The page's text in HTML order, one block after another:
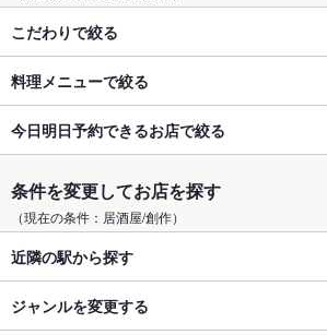
こだわりで絞る
料理メニューで絞る
今日明日予約できるお店で絞る
条件を変更してお店を探す
（現在の条件：居酒屋/創作）
近隣の駅から探す
ジャンルを変更する